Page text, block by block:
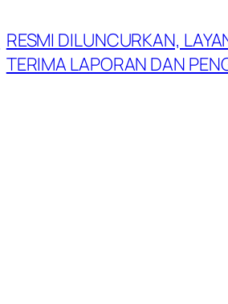
RESMI DILUNCURKAN,
TERIMA LAPORAN DAN